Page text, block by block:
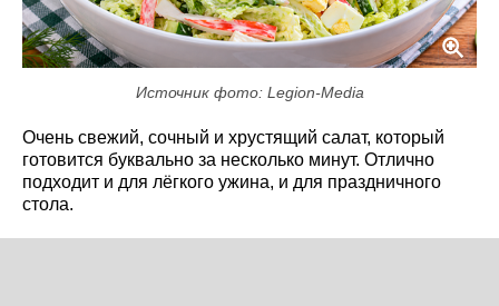
Источник фото: Legion-Media
Очень свежий, сочный и хрустящий салат, который
готовится буквально за несколько минут. Отлично
подходит и для лёгкого ужина, и для праздничного
стола.